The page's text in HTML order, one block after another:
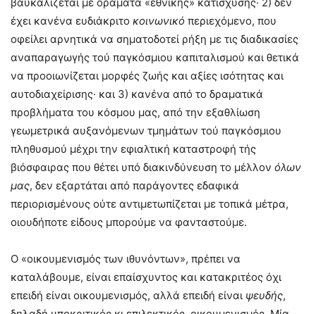
έχει κανένα ευδιάκριτο κοινωνικό περιεχόμενο, που
οφείλει αρνητικά να σηματοδοτεί ρήξη με τις διαδικασίες
αναπαραγωγής τού παγκόσμιου καπιταλισμού και θετικά
να προοιωνίζεται μορφές ζωής και αξίες ισότητας και
αυτοδιαχείρισης· και 3) κανένα από το δραματικά
προβλήματα του κόσμου μας, από την εξαθλίωση
γεωμετρικά αυξανόμενων τμημάτων τού παγκόσμιου
πληθυσμού μέχρι την εφιαλτική καταστροφή τής
βιόσφαιρας που θέτει υπό διακινδύνευση το μέλλον όλων
μας, δεν εξαρτάται από παράγοντες εδαφικά
περιορισμένους ούτε αντιμετωπίζεται με τοπικά μέτρα,
οιουδήποτε είδους μπορούμε να φανταστούμε.
Ο «οικουμενισμός των ιθυνόντων», πρέπει να
καταλάβουμε, είναι επαίσχυντος και κατακριτέος όχι
επειδή είναι οικουμενισμός, αλλά επειδή είναι ψευδής,